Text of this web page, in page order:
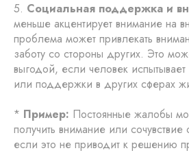
5. Социальная поддержка и
меньше акцентирует внимание на
проблема может привлекать
заботу со стороны других. Это
выгодой, если человек
или поддержки в других сферах
* Пример: Постоянные жалобы
получить внимание или
если это не приводит к решению